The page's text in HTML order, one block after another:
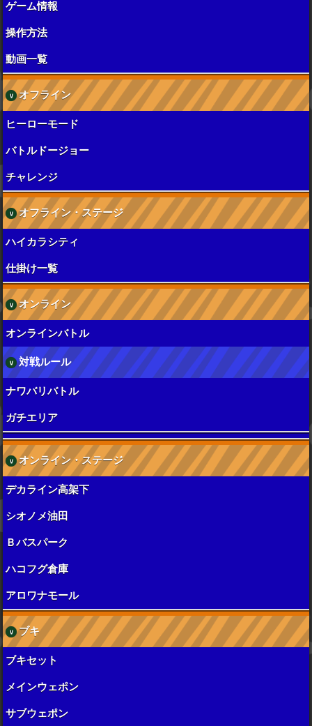
ゲーム情報
操作方法
動画一覧
オフライン
ヒーローモード
バトルドージョー
チャレンジ
オフライン・ステージ
ハイカラシティ
仕掛け一覧
オンライン
オンラインバトル
対戦ルール
ナワバリバトル
ガチエリア
オンライン・ステージ
デカライン高架下
シオノメ油田
Ｂバスパーク
ハコフグ倉庫
アロワナモール
ブキ
ブキセット
メインウェポン
サブウェポン